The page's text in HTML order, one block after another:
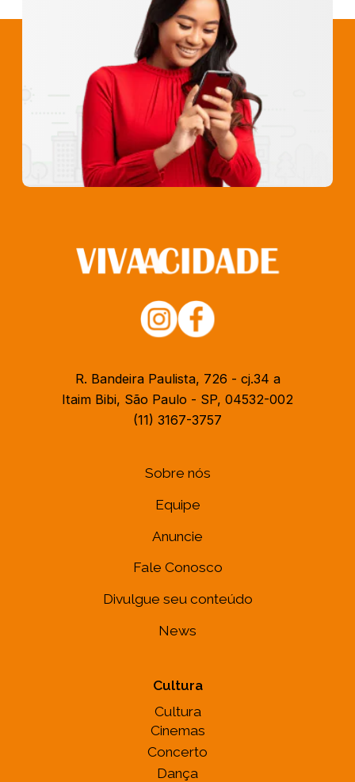
R. Bandeira Paulista, 726 - cj.34 a
Itaim Bibi, São Paulo - SP, 04532-002
(11) 3167-3757
Sobre nós
Equipe
Anuncie
Fale Conosco
Divulgue seu conteúdo
News
Cultura
Cultura
Cinemas
Concerto
Dança